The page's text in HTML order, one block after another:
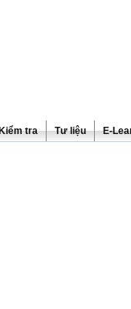
tra Tư liệu E-